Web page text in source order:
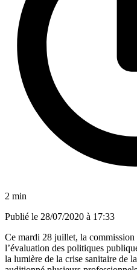
2 min
Publié le 28/07/2020 à 17:33
Ce mardi 28 juillet, la commission
l’évaluation des politiques
la lumière de la crise sanitaire de